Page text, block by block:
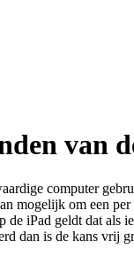
van
computer
mogelijk om een
de iPad geldt dat
dan is de kans vrij